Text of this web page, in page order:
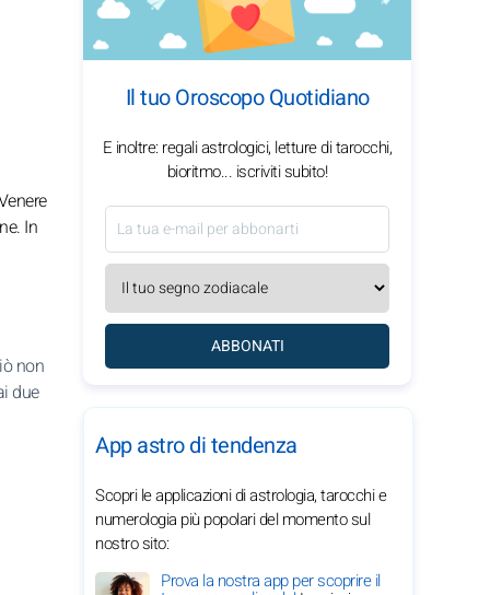
In
non
due
Il tuo Oroscopo Quotidiano
E inoltre: regali astrologici, letture di tarocchi,
bioritmo... iscriviti subito!
ABBONATI
App astro di tendenza
Scopri le applicazioni di astrologia, tarocchi e
numerologia più popolari del momento sul
nostro sito:
Prova la nostra app per scoprire il